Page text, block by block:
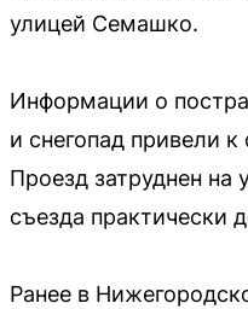
улицей Семашко.
Информации о
и снегопад привели
Проезд затруднен на
съезда практически
Ранее в